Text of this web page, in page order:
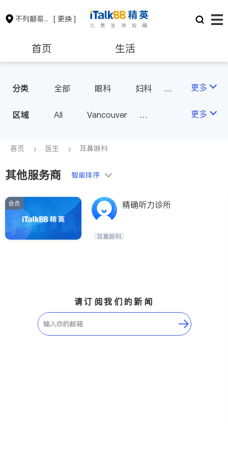
不列颠哥伦比亚省 [ 更换 ]
首页 生活
保险理财 房地产租售
会计师 建筑装修
分类 全部 眼科
妇科
医生-其它
医美
更多
区域 All
Vancouver
Surrey
Coquitlam
Port Coquitlam
New Westminster
Langley
Port Moody
Maple Ridge
更多
首页 医生 耳鼻喉科
其他服务商 智能排序
会员 精确听力诊所
耳鼻喉科
请订阅我们的新闻